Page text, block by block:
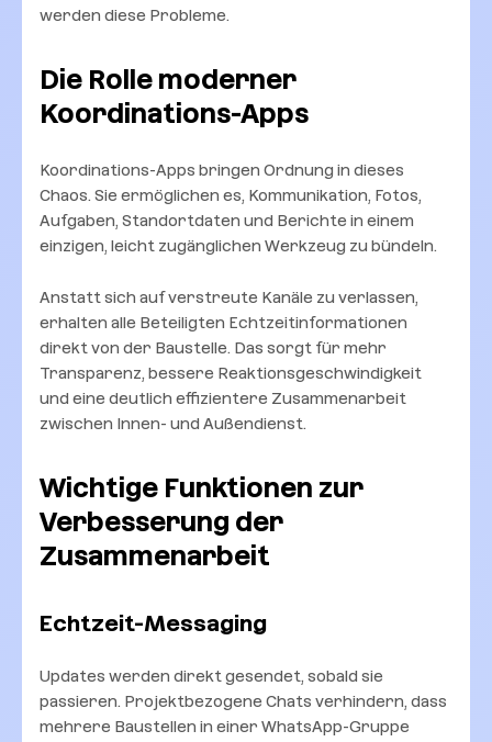
werden diese Probleme.
Die Rolle moderner
Koordinations-Apps
Koordinations-Apps bringen Ordnung in dieses
Chaos. Sie ermöglichen es, Kommunikation, Fotos,
Aufgaben, Standortdaten und Berichte in einem
einzigen, leicht zugänglichen Werkzeug zu bündeln.
Anstatt sich auf verstreute Kanäle zu verlassen,
erhalten alle Beteiligten Echtzeitinformationen
direkt von der Baustelle. Das sorgt für mehr
Transparenz, bessere Reaktionsgeschwindigkeit
und eine deutlich effizientere Zusammenarbeit
zwischen Innen- und Außendienst.
Wichtige Funktionen zur
Verbesserung der
Zusammenarbeit
Echtzeit-Messaging
Updates werden direkt gesendet, sobald sie
passieren. Projektbezogene Chats verhindern, dass
mehrere Baustellen in einer WhatsApp-Gruppe